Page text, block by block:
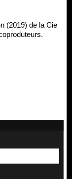
(2019) de la Cie